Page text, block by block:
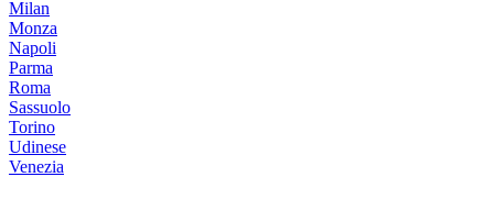
Milan
Monza
Napoli
Parma
Roma
Sassuolo
Torino
Udinese
Venezia